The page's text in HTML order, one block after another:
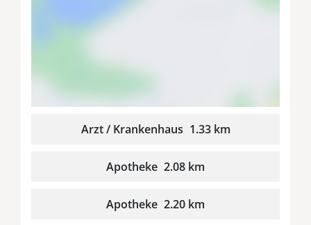
Arzt / Krankenhaus 1.33 km
Apotheke 2.08 km
Apotheke 2.20 km